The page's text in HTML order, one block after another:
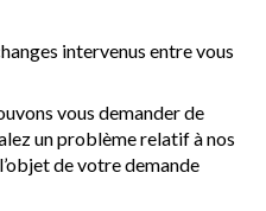
intervenus entre vous
vous demander de
un problème relatif à nos
de votre demande